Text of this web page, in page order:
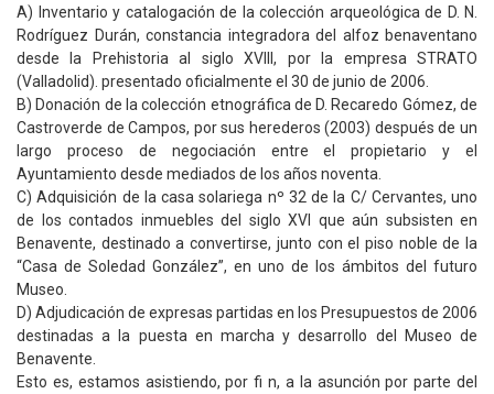
A) Inventario y catalogación de la colección arqueológica de D. N.
Rodríguez Durán, constancia integradora del alfoz benaventano
desde la Prehistoria al siglo XVIII, por la empresa STRATO
(Valladolid). presentado oficialmente el 30 de junio de 2006.
B) Donación de la colección etnográfica de D. Recaredo Gómez, de
Castroverde de Campos, por sus herederos (2003) después de un
largo proceso de negociación entre el propietario y el
Ayuntamiento desde mediados de los años noventa.
C) Adquisición de la casa solariega nº 32 de la C/ Cervantes, uno
de los contados inmuebles del siglo XVI que aún subsisten en
Benavente, destinado a convertirse, junto con el piso noble de la
“Casa de Soledad González”, en uno de los ámbitos del futuro
Museo.
D) Adjudicación de expresas partidas en los Presupuestos de 2006
destinadas a la puesta en marcha y desarrollo del Museo de
Benavente.
Esto es, estamos asistiendo, por fi n, a la asunción por parte del